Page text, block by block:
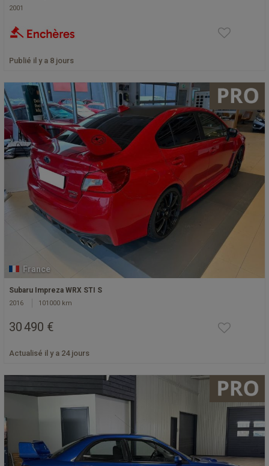
2001
Publié il y a 8 jours
France
Subaru Impreza WRX STI S
2016 101000 km
30 490 €
Actualisé il y a 24 jours